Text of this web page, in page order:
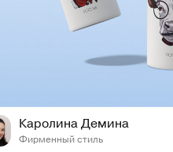
Каролина Демина
Фирменный стиль